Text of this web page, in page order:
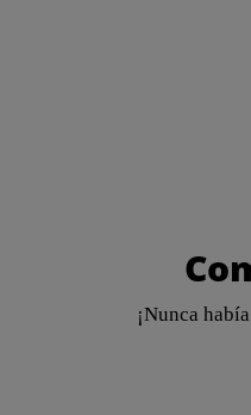
¡Nunca